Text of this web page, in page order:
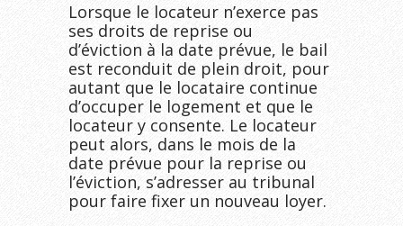
Lorsque le locateur n’exerce pas
ses droits de reprise ou
d’éviction à la date prévue, le bail
est reconduit de plein droit, pour
autant que le locataire continue
d’occuper le logement et que le
locateur y consente. Le locateur
peut alors, dans le mois de la
date prévue pour la reprise ou
l’éviction, s’adresser au tribunal
pour faire fixer un nouveau loyer.